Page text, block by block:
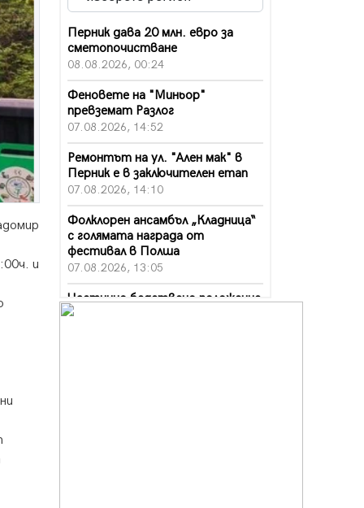
и
Перник дава 20 млн. евро за
сметопочистване
08.08.2026, 00:24
Феновете на "Миньор"
превземат Разлог
07.08.2026, 14:52
Ремонтът на ул. "Ален мак" в
Перник е в заключителен етап
07.08.2026, 14:10
Фолклорен ансамбъл „Кладница“
с голямата награда от
фестивал в Полша
07.08.2026, 13:05
Частично бедствено положение
в Перник заради пропаднал път,